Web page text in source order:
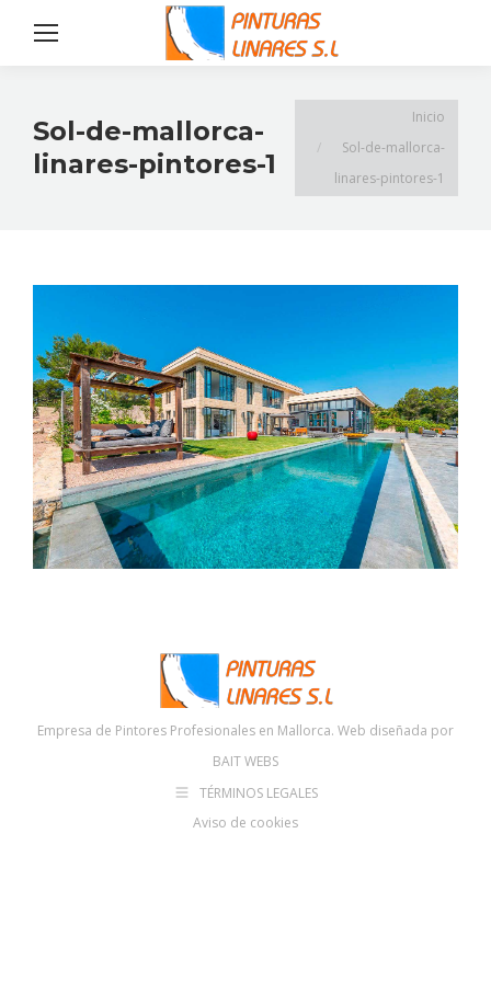
Sol-de-mallorca-
linares-pintores-1
Inicio
Sol-de-mallorca-
linares-pintores-1
Empresa de Pintores Profesionales en Mallorca. Web diseñada por
BAIT WEBS
TÉRMINOS LEGALES
Aviso de cookies